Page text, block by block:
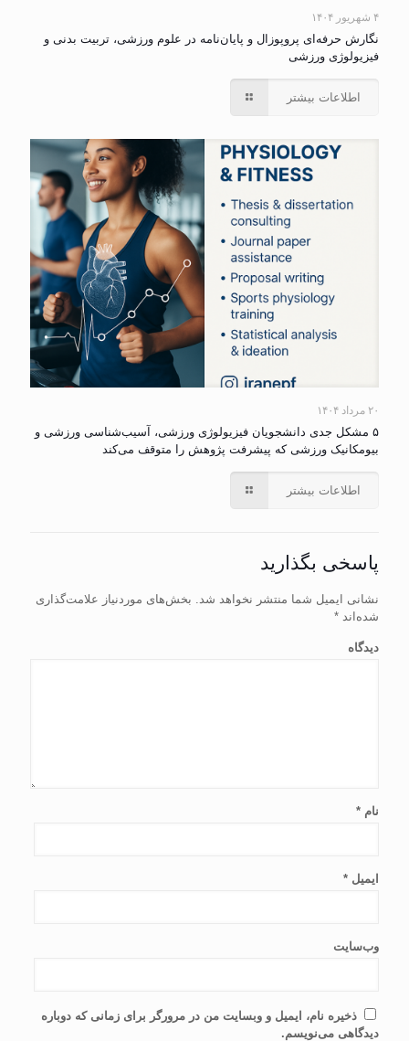
۴ شهریور ۱۴۰۴
نگارش حرفه‌ای پروپوزال و پایان‌نامه در علوم ورزشی، تربیت بدنی و
فیزیولوژی ورزشی
اطلاعات بیشتر
۲۰ مرداد ۱۴۰۴
۵ مشکل جدی دانشجویان فیزیولوژی ورزشی، آسیب‌شناسی ورزشی و
بیومکانیک ورزشی که پیشرفت پژوهش را متوقف می‌کند
اطلاعات بیشتر
پاسخی بگذارید
نشانی ایمیل شما منتشر نخواهد شد.
بخش‌های موردنیاز علامت‌گذاری
شده‌اند *
دیدگاه
نام *
ایمیل *
وب‌سایت
ذخیره نام، ایمیل و وبسایت من در مرورگر برای زمانی که دوباره
دیدگاهی می‌نویسم.